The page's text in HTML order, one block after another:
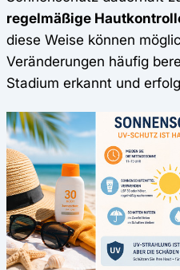
regelmäßige
diese Weise können
Veränderungen häufig
Stadium erkannt und